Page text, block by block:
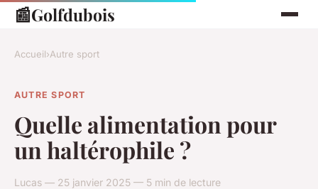
📰Golfdubois
Accueil›Autre sport
AUTRE SPORT
Quelle alimentation pour
un haltérophile ?
Lucas — 25 janvier 2025 — 5 min de lecture